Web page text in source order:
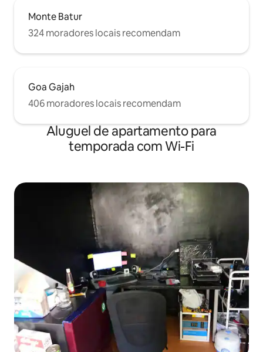
Monte Batur
324 moradores locais recomendam
Goa Gajah
406 moradores locais recomendam
Aluguel de apartamento para
temporada com Wi-Fi